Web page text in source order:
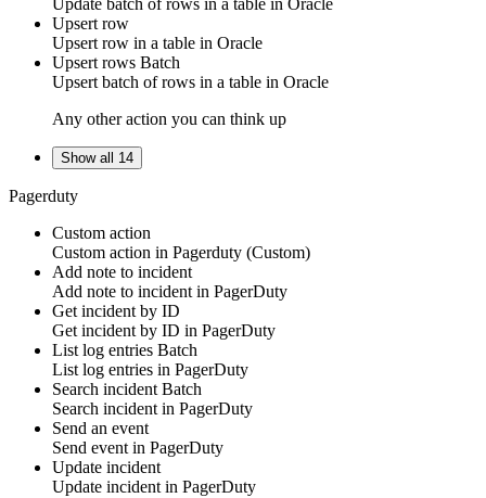
Update batch of rows in a table in Oracle
Upsert row
Upsert row in a table in Oracle
Upsert rows Batch
Upsert batch of rows in a table in Oracle
Any other action you can think up
Show all 14
Pagerduty
Custom action
Custom action in Pagerduty (Custom)
Add note to incident
Add note to incident in PagerDuty
Get incident by ID
Get incident by ID in PagerDuty
List log entries Batch
List log entries in PagerDuty
Search incident Batch
Search incident in PagerDuty
Send an event
Send event in PagerDuty
Update incident
Update incident in PagerDuty